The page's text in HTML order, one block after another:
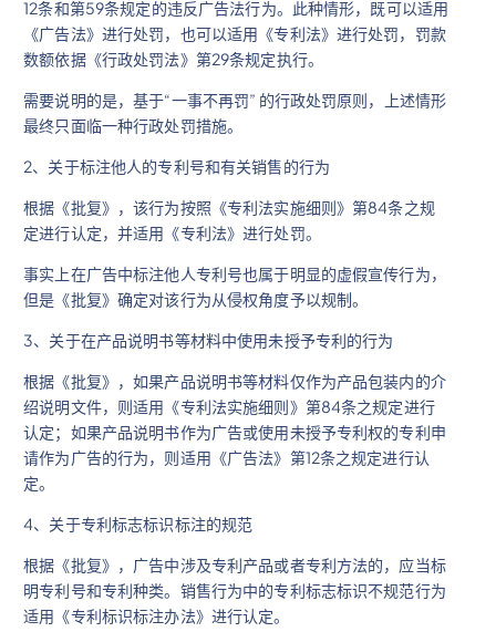
12条和第59条规定的违反广告法行为。此种情形，既可以适用
《广告法》进行处罚，也可以适用《专利法》进行处罚，罚款
数额依据《行政处罚法》第29条规定执行。
需要说明的是，基于“一事不再罚” 的行政处罚原则，上述情形
最终只面临一种行政处罚措施。
2、关于标注他人的专利号和有关销售的行为
根据《批复》，该行为按照《专利法实施细则》第84条之规
定进行认定，并适用《专利法》进行处罚。
事实上在广告中标注他人专利号也属于明显的虚假宣传行为，
但是《批复》确定对该行为从侵权角度予以规制。
3、关于在产品说明书等材料中使用未授予专利的行为
根据《批复》，如果产品说明书等材料仅作为产品包装内的介
绍说明文件，则适用《专利法实施细则》第84条之规定进行
认定；如果产品说明书作为广告或使用未授予专利权的专利申
请作为广告的行为，则适用《广告法》第12条之规定进行认
定。
4、关于专利标志标识标注的规范
根据《批复》，广告中涉及专利产品或者专利方法的，应当标
明专利号和专利种类。销售行为中的专利标志标识不规范行为
适用《专利标识标注办法》进行认定。